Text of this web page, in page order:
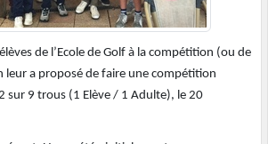
de l’Ecole de Golf à la compétition (ou de
leur a proposé de faire une compétition
sur 9 trous (1 Elève / 1 Adulte), le 20